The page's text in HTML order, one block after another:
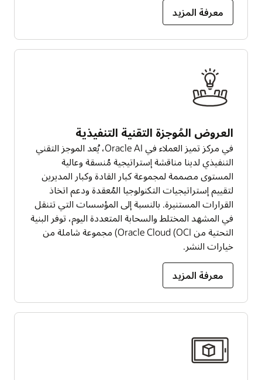
معرفة المزيد
العروض المُوجزة التقنية التنفيذية
في مركز تميز العملاء في Oracle AI، يُعد الموجز التقني
التنفيذي لدينا مناقشة إستراتيجية مُنسقة وعالية
المستوى مصممة لمجموعة كبار القادة وكبار المديرين
لتقييم إستراتيجيات التكنولوجيا المُعقدة ودعم اتخاذ
القرارات المستنيرة. بالنسبة إلى المؤسسات التي تتنقل
في المشهد المختلط والسحابة المتعددة اليوم، توفر البنية
التحتية من Oracle Cloud (OCI) مجموعة شاملة من
خيارات النشر.
معرفة المزيد